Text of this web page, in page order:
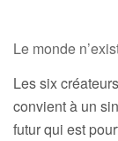
Le monde
Les six
convient à un
futur qui est